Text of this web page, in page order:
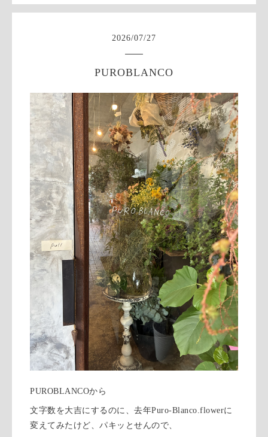
2026/07/27
PUROBLANCO
PUROBLANCOから
文字数を大吉にするのに、去年Puro-Blanco.flowerに
変えてみたけど、パキッとせんので、